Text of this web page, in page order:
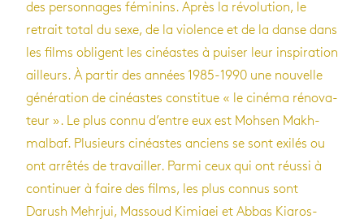
des per­son­nages fémi­nins. Après la révo­lu­tion, le
retrait total du sexe, de la vio­lence et de la danse dans
les films obligent les cinéastes à pui­ser leur ins­pi­ra­tion
ailleurs. À par­tir des années 1985-1990 une nou­velle
géné­ra­tion de cinéastes consti­tue « le cinéma réno­va­
teur ». Le plus connu d’entre eux est Moh­sen Makh­
mal­baf. Plu­sieurs cinéastes anciens se sont exi­lés ou
ont arrê­tés de tra­vailler. Parmi ceux qui ont réussi à
conti­nuer à faire des films, les plus connus sont
Darush Mehr­jui, Mas­soud Kimiaei et Abbas Kia­ros­